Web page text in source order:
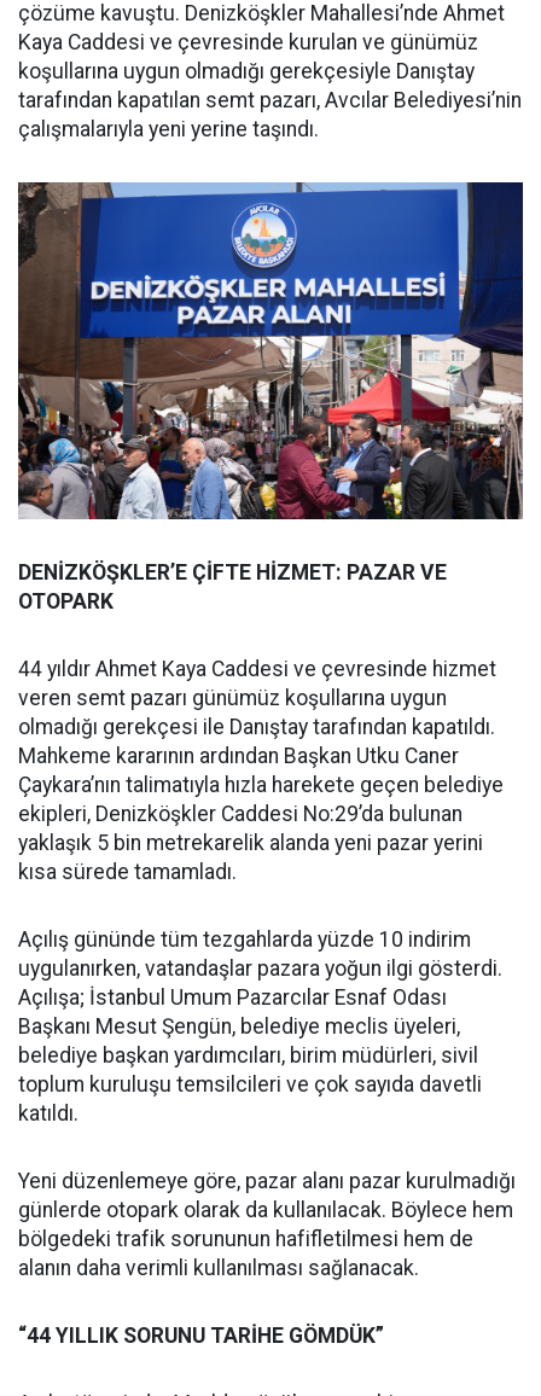
çözüme kavuştu. Denizköşkler Mahallesi’nde Ahmet
Kaya Caddesi ve çevresinde kurulan ve günümüz
koşullarına uygun olmadığı gerekçesiyle Danıştay
tarafından kapatılan semt pazarı, Avcılar Belediyesi’nin
çalışmalarıyla yeni yerine taşındı.
DENİZKÖŞKLER’E ÇİFTE HİZMET: PAZAR VE
OTOPARK
44 yıldır Ahmet Kaya Caddesi ve çevresinde hizmet
veren semt pazarı günümüz koşullarına uygun
olmadığı gerekçesi ile Danıştay tarafından kapatıldı.
Mahkeme kararının ardından Başkan Utku Caner
Çaykara’nın talimatıyla hızla harekete geçen belediye
ekipleri, Denizköşkler Caddesi No:29’da bulunan
yaklaşık 5 bin metrekarelik alanda yeni pazar yerini
kısa sürede tamamladı.
Açılış gününde tüm tezgahlarda yüzde 10 indirim
uygulanırken, vatandaşlar pazara yoğun ilgi gösterdi.
Açılışa; İstanbul Umum Pazarcılar Esnaf Odası
Başkanı Mesut Şengün, belediye meclis üyeleri,
belediye başkan yardımcıları, birim müdürleri, sivil
toplum kuruluşu temsilcileri ve çok sayıda davetli
katıldı.
Yeni düzenlemeye göre, pazar alanı pazar kurulmadığı
günlerde otopark olarak da kullanılacak. Böylece hem
bölgedeki trafik sorununun hafifletilmesi hem de
alanın daha verimli kullanılması sağlanacak.
“44 YILLIK SORUNU TARİHE GÖMDÜK”